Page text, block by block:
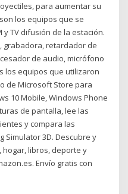
para aumentar su
los equipos que se
TV difusión de la estación.
grabadora, retardador de
de audio, micrófono
los equipos que utilizaron
de Microsoft Store para
10 Mobile, Windows Phone
de pantalla, lee las
y compara las
Simulator 3D. Descubre y
hogar, libros, deporte y
Envío gratis con